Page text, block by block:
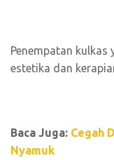
Penempatan
estetika dan
Baca Juga: Cegah
Nyamuk